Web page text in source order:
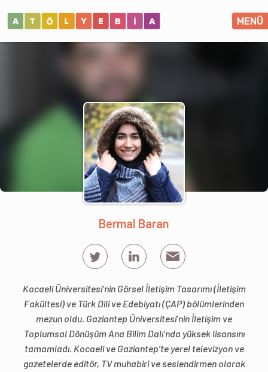
MENÜ
Bermal Baran
Kocaeli Üniversitesi’nin Görsel İletişim Tasarımı (İletişim
Fakültesi) ve Türk Dili ve Edebiyatı (ÇAP) bölümlerinden
mezun oldu. Gaziantep Üniversitesi’nin İletişim ve
Toplumsal Dönüşüm Ana Bilim Dalı’nda yüksek lisansını
tamamladı. Kocaeli ve Gaziantep’te yerel televizyon ve
gazetelerde editör, TV muhabiri ve seslendirmen olarak